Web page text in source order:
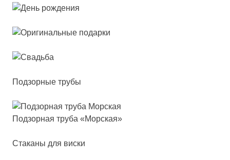
Подзорные трубы
Под­зор­ная тру­ба «Мор­ская»
Стаканы для виски